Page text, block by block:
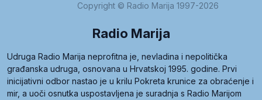
Copyright © Radio Marija 1997-2026
Radio Marija
Udruga Radio Marija neprofitna je, nevladina i nepolitička
građanska udruga, osnovana u Hrvatskoj 1995. godine. Prvi
inicijativni odbor nastao je u krilu Pokreta krunice za obraćenje i
mir, a uoči osnutka uspostavljena je suradnja s Radio Marijom